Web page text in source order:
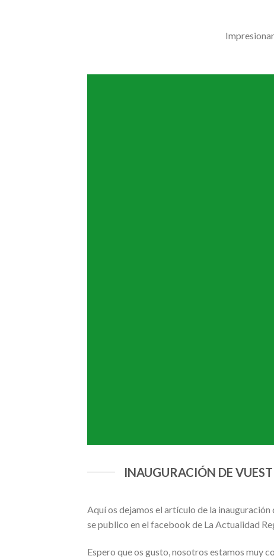
INAUGURACIÓN DE
Aquí os dejamos el artículo de la inauguración
se publico en el facebook de La Actualidad
Espero que os gusto, nosotros estamos muy